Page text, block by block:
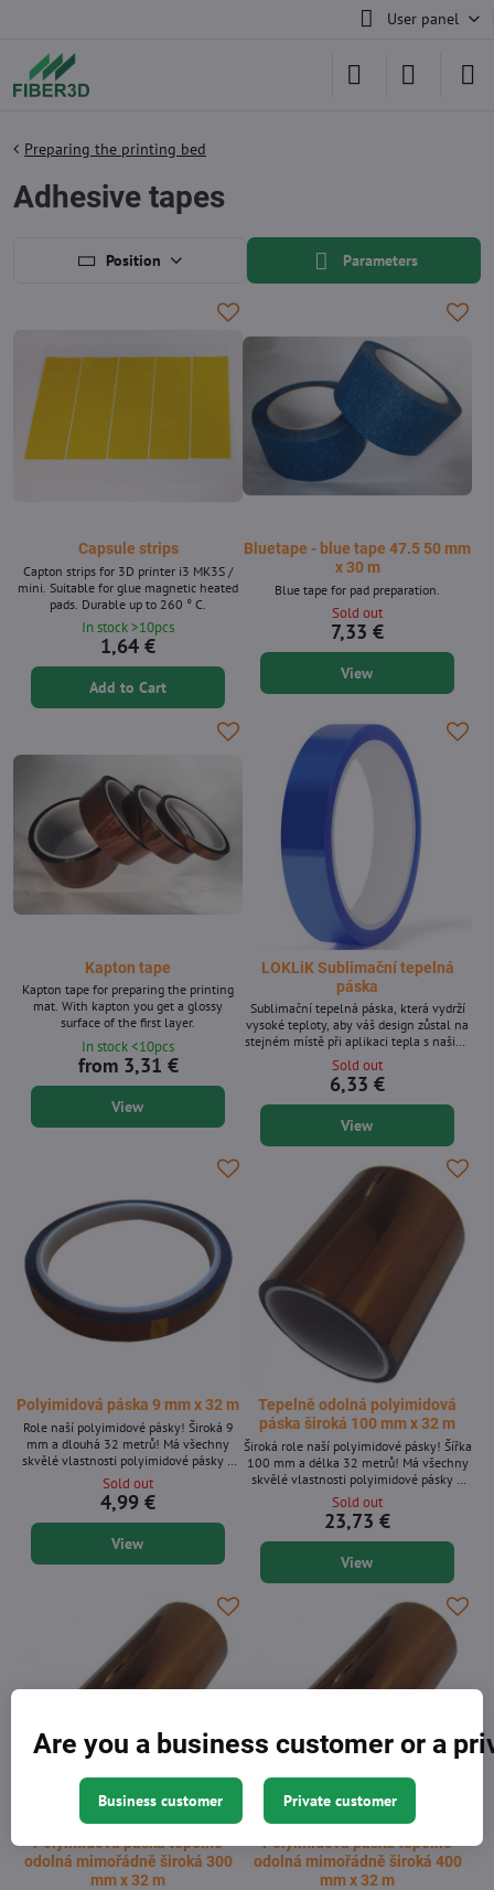
User panel
Preparing the printing bed
Adhesive tapes
Position Parameters
Capsule strips
Capton strips for 3D printer i3 MK3S /
mini. Suitable for glue magnetic heated
pads. Durable up to 260 ° C.
In stock >10pcs
1,64 €
Add to Cart
Bluetape - blue tape 47.5 50 mm
x 30 m
Blue tape for pad preparation.
Sold out
7,33 €
View
Kapton tape
Kapton tape for preparing the printing
mat. With kapton you get a glossy
surface of the first layer.
In stock <10pcs
from 3,31 €
View
LOKLiK Sublimační tepelná
páska
Sublimační tepelná páska, která vydrží
vysoké teploty, aby váš design zůstal na
stejném místě při aplikaci tepla s našimi
tepelnými lisy LOKLiK.
Sold out
6,33 €
View
Polyimidová páska 9 mm x 32 m
Role naší polyimidové pásky! Široká 9
mm a dlouhá 32 metrů! Má všechny
skvělé vlastnosti polyimidové pásky v
jedné roli. Skvělá pro aplikace s
vysokými teplotami, izolaci elektrických
spojů a topných prvků. Má spoustu použití
a snadno se čistí po jejím odstranění.
Tato páska je široká 9 mm a role je
dlouhá 32 metrů. Je to pravděpodobně
Sold out
4,99 €
View
Tepelně odolná polyimidová
páska široká 100 mm x 32 m
Široká role naší polyimidové pásky! Šířka
100 mm a délka 32 metrů! Má všechny
skvělé vlastnosti polyimidové pásky v
široké roli, která bleskově pokryje
stavební plochy. Skvělá pro aplikace s
vysokou teplotou a izolaci elektrických
spojů a topných těles. Má spoustu využití
a po odstranění se snadno čistí. Tato
páska je široká 100 mm a role má délku
32 metrů. Pravděpodobně je to dostatek
Sold out
23,73 €
View
Polyimidová páska tepelně
odolná mimořádně široká 300
mm x 32 m
Polyimidová páska tepelně
odolná mimořádně široká 400
mm x 32 m
Are you a business customer or a
Business customer Private customer